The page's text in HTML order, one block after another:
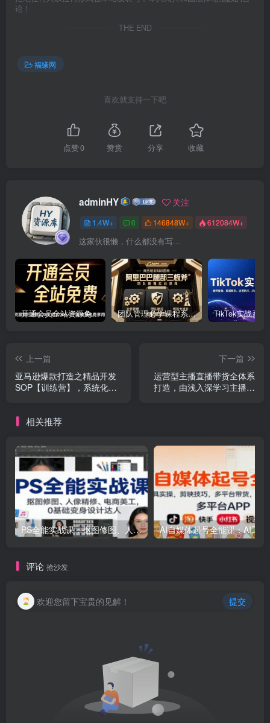
论！
THE END
福缘网
喜欢就支持一下吧
点赞0 赞赏 分享 收藏
adminHY 关注
1.4W+ 0 146848W+ 612084W+
这家伙很懒，什么都没有写...
开通会员全站资源免费下载 开通VIP会员 HY资源库 团队管理必学课程系列，阿里巴巴“腿部三板斧”
上一篇
亚马逊爆款打造之精品开发
SOP【训练营】，系统化洞
下一篇
运营型主播直播带货全体系
打造，由浅入深学习主播四
相关推荐
PS全能实战课：抠图修图、人像精修、电商美工，0基础变身设计达人
评论 抢沙发
欢迎您留下宝贵的见解！ 提交